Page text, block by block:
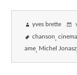
yves brette
chanson cinema
ame Michel Jonasz